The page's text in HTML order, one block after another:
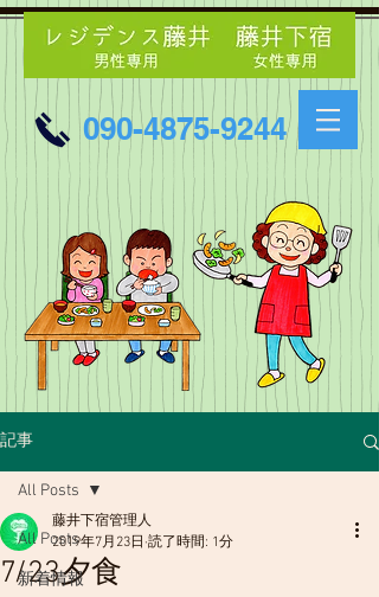
090-4875-9244
記事
All Posts
新着情報
All Posts
7/23夕食
藤井下宿管理人
2019年7月23日 読了時間: 1分